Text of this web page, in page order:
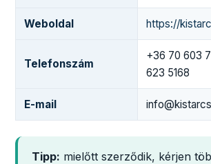
Weboldal https://
Telefonszám
+36 70 603
623 5168
E-mail
Tipp: mielőtt szerződik, kérjen